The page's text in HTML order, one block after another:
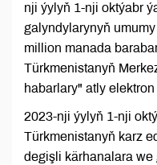
nji ýylyň 1-nji oktýabr
galyndylarynyň
million manada
Türkmenistanyň
habarlary" atly
2023-nji ýylyň 1-nji
Türkmenistanyň karz
degişli kärhanalara